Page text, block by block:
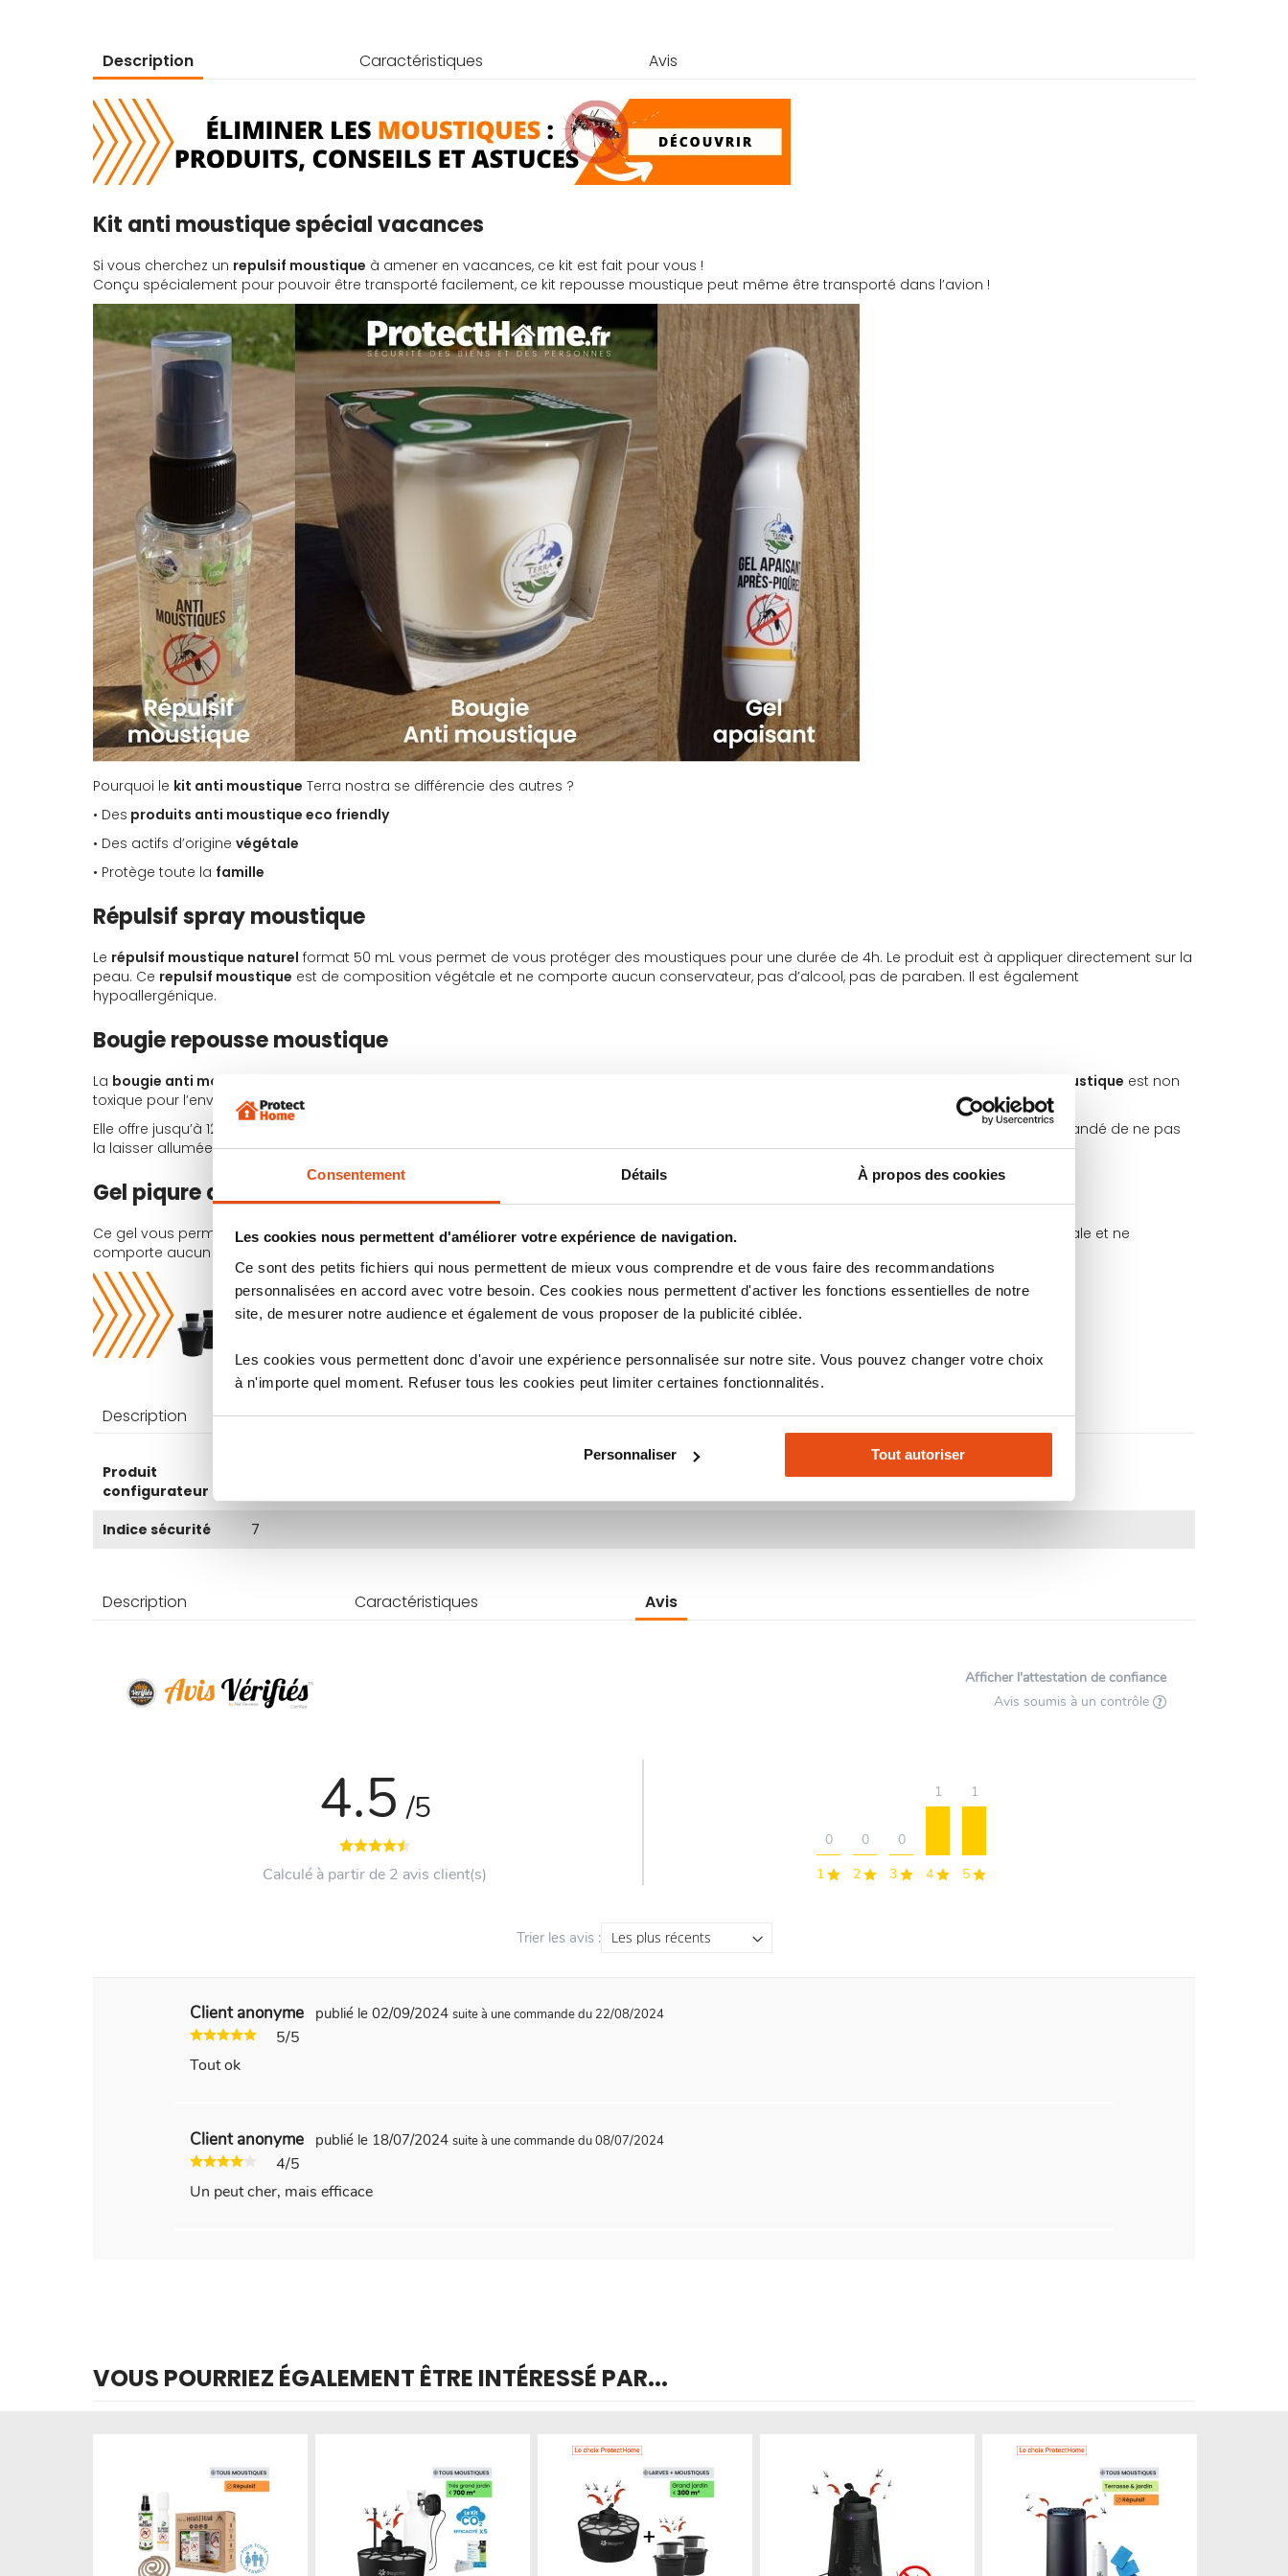
Consentement Détails À propos des cookies
Les cookies nous permettent d'améliorer votre expérience de navigation.
Ce sont des petits fichiers qui nous permettent de mieux vous comprendre et de vous faire des recommandations
personnalisées en accord avec votre besoin. Ces cookies nous permettent d'activer les fonctions essentielles de notre
site, de mesurer notre audience et également de vous proposer de la publicité ciblée.
Les cookies vous permettent donc d'avoir une expérience personnalisée sur notre site. Vous pouvez changer votre choix
à n'importe quel moment. Refuser tous les cookies peut limiter certaines fonctionnalités.
Personnaliser Tout autoriser
Description Caractéristiques Avis
Kit anti moustique spécial vacances
Si vous cherchez un repulsif moustique à amener en vacances, ce kit est fait pour vous !
Conçu spécialement pour pouvoir être transporté facilement, ce kit repousse moustique peut même être transporté dans l’avion !
Pourquoi le kit anti moustique Terra nostra se différencie des autres ?
• Des produits anti moustique eco friendly
• Des actifs d’origine végétale
• Protège toute la famille
Répulsif spray moustique
Le répulsif moustique naturel format 50 mL vous permet de vous protéger des moustiques pour une durée de 4h. Le produit est à appliquer directement sur la
peau. Ce repulsif moustique est de composition végétale et ne comporte aucun conservateur, pas d’alcool, pas de paraben. Il est également
hypoallergénique.
Bougie repousse moustique
La bougie anti moustique bougie repousse moustique est non
toxique pour l’environnement.
Elle offre jusqu’à 12 m² de protection et peut être utilisée à l’intérieur comme à l’extérieur. Sa durée de vie est estimée à 20 h mais il est recommandé de ne pas
la laisser allumée de 4h.
Gel piqure de moustique
Ce gel vous permettra de stopper lesdémangeaisons d’une piqure de moustique en quelques secondes. Sa composition est d’origine végétale et ne
comporte aucun danger pour la santé. Ce gel est compatible avec les femmes enceintes et les enfants de plus de 3 mois.
Description Caractéristiques Avis
d’information
Produit
configurateur
Indice sécurité 7
Description Caractéristiques Avis
Afficher l'attestation de confiance
Avis soumis à un contrôle
4.5 /5
Calculé à partir de 2 avis client(s) 1
0
2
0
3
0
4
1
5
1
Trier les avis :
Client anonyme publié le 02/09/2024suite à une commande du 22/08/2024
5/5
Tout ok
Client anonyme publié le 18/07/2024suite à une commande du 08/07/2024
4/5
Un peut cher, mais efficace
VOUS POURRIEZ ÉGALEMENT ÊTRE INTÉRESSÉ PAR...